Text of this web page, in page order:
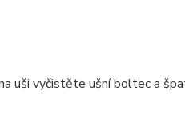
uši vyčistěte ušní boltec a